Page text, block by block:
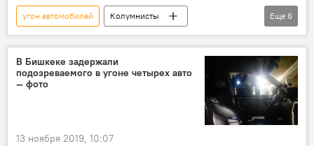
угон автомобилей
Колумнисты
Кыргызстан
Общество
Происшествия
автомобиль
группировка
иномарка
Еще 6
В Бишкеке задержали
подозреваемого в угоне четырех авто
— фото
13 ноября 2019, 10:07